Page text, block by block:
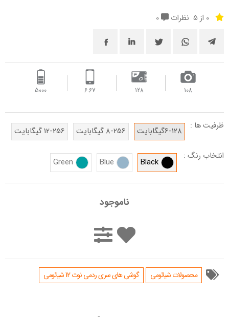
0 از 5 نظرات
108
128
6.67
5000
ظرفیت ها : 6-128گیگابایت 8-256 گیگابایت 12-256 گیگابایت
انتخاب رنگ :
Black
Blue
Green
ناموجود
محصولات شیائومی گوشی های سری ردمی نوت 12 شیائومی